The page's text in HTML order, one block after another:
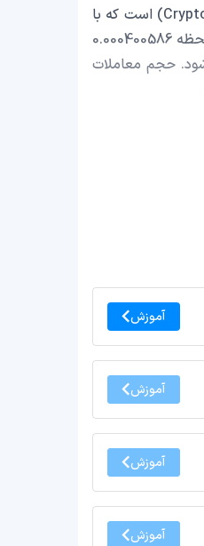
AmonD با نماد اختصاری (AMON) یک ارز دیجیتال (Digital Currency) یا رمزارز (Cryptocurrency) است که با
ارزش بازار حدود 2,918,523.66 دلار در رتبه 1562 بازار رمز ارزها قرار دارد. قیمت AmonD در این لحظه 0.000400586
در ایران معامله می‌شود. حجم معاملات
آموزش
آموزش
آموزش
آموزش